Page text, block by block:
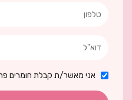
אני מאשר/ת קבלת חומרים